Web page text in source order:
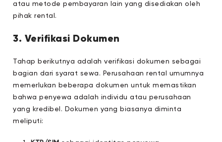
atau metode pembayaran lain yang disediakan oleh
pihak rental.
3. Verifikasi Dokumen
Tahap berikutnya adalah verifikasi dokumen sebagai
bagian dari syarat sewa. Perusahaan rental umumnya
memerlukan beberapa dokumen untuk memastikan
bahwa penyewa adalah individu atau perusahaan
yang kredibel. Dokumen yang biasanya diminta
meliputi: